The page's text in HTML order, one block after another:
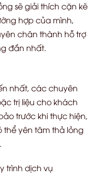
sẽ giải thích cặn kẽ
hợp của mình,
chân thành hỗ trợ
đắn nhất.
nhất, các chuyên
trị liệu cho khách
trước khi thực hiện,
yên tâm thả lỏng